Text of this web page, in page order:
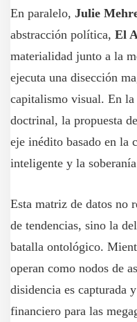
En paralelo, Julie
abstracción política, El
materialidad junto a la
ejecuta una disección
capitalismo visual. En la
doctrinal, la propuesta de
eje inédito basado en la
inteligente y la
Esta matriz de datos no
de tendencias, sino la
batalla ontológico.
operan como nodos de
disidencia es capturada
financiero para las